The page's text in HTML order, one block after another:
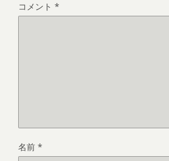
コメント *
名前 *